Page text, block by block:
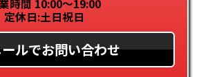
時間 10:00～19:00
定休日:土日祝日
ルでお問い合わせ